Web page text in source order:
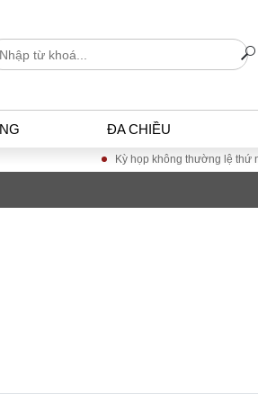
ĐA CHIỀU
Kỳ họp không thường lệ thứ nhất, Quốc hội khóa XVI